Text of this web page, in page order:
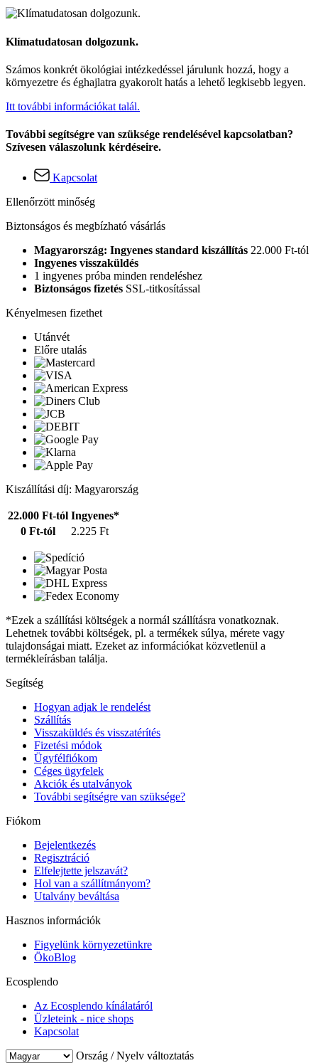
Klímatudatosan dolgozunk.
Számos konkrét ökológiai intézkedéssel járulunk hozzá, hogy a
környezetre és éghajlatra gyakorolt hatás a lehető legkisebb legyen.
Itt további információkat talál.
További segítségre van szüksége rendelésével kapcsolatban?
Szívesen válaszolunk kérdéseire.
Kapcsolat
Ellenőrzött minőség
Biztonságos és megbízható vásárlás
Magyarország: Ingyenes standard kiszállítás 22.000 Ft-tól
Ingyenes visszaküldés
1 ingyenes próba minden rendeléshez
Biztonságos fizetés SSL-titkosítással
Kényelmesen fizethet
Utánvét
Előre utalás
Kiszállítási díj: Magyarország
22.000 Ft-tól Ingyenes*
0 Ft-tól
2.225 Ft
*Ezek a szállítási költségek a normál szállításra vonatkoznak.
Lehetnek további költségek, pl. a termékek súlya, mérete vagy
tulajdonságai miatt. Ezeket az információkat közvetlenül a
termékleírásban találja.
Segítség
Hogyan adjak le rendelést
Szállítás
Visszaküldés és visszatérítés
Fizetési módok
Ügyfélfiókom
Céges ügyfelek
Akciók és utalványok
További segítségre van szüksége?
Fiókom
Bejelentkezés
Regisztráció
Elfelejtette jelszavát?
Hol van a szállítmányom?
Utalvány beváltása
Hasznos információk
Figyelünk környezetünkre
ÖkoBlog
Ecosplendo
Az Ecosplendo kínálatáról
Üzleteink - nice shops
Kapcsolat
Ország / Nyelv változtatás